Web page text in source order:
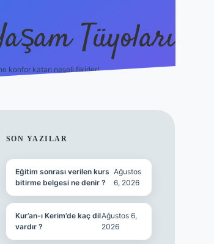
Tüyoları
konfor katan neşeli fikirler!
SIDEBAR
SON YAZILAR
Eğitim sonrası verilen kurs
bitirme belgesi ne denir ?
Ağustos
6, 2026
Kur’an-ı Kerim’de kaç dil
vardır ?
Ağustos 6,
2026
ilbet canlı